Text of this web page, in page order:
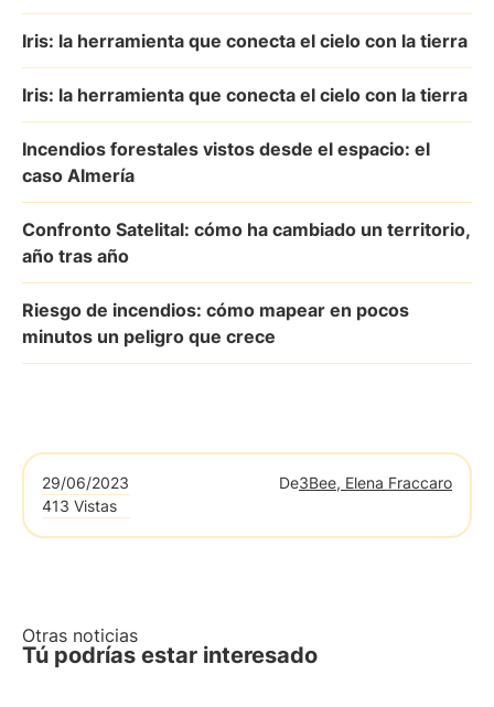
Iris: la herramienta que conecta el cielo con la tierra
Iris: la herramienta que conecta el cielo con la tierra
Incendios forestales vistos desde el espacio: el
caso Almería
Confronto Satelital: cómo ha cambiado un territorio,
año tras año
Riesgo de incendios: cómo mapear en pocos
minutos un peligro que crece
29/06/2023 De3Bee, Elena Fraccaro
413 Vistas
Otras noticias
Tú podrías estar interesado